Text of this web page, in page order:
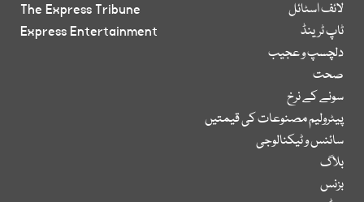
لائف اسٹائل
ٹاپ ٹرینڈ
دلچسپ و عجیب
صحت
سونے کے نرخ
پیٹرولیم مصنوعات کی قیمتیں
سائنس و ٹیکنالوجی
بلاگ
بزنس
The Express Tribune
Express Entertainment